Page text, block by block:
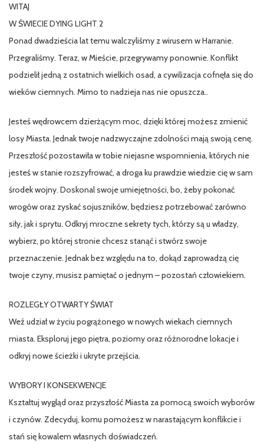
WITAJ
W ŚWIECIE DYING LIGHT 2
Ponad dwadzieścia lat temu walczyliśmy z wirusem w Harranie.
Przegraliśmy. Teraz, w Mieście, przegrywamy ponownie. Konflikt
podzielił jedną z ostatnich wielkich osad, a cywilizacja cofnęła się do
wieków ciemnych. Mimo to nadzieja nas nie opuszcza..
Jesteś wędrowcem dzierżącym moc, dzięki której możesz zmienić
losy Miasta. Jednak twoje nadzwyczajne zdolności mają swoją cenę.
Przeszłość pozostawiła w tobie niejasne wspomnienia, których nie
jesteś w stanie rozszyfrować, a droga ku prawdzie wiedzie cię w sam
środek wojny. Doskonal swoje umiejętności, bo, żeby pokonać
wrogów oraz zyskać sojuszników, będziesz potrzebować zarówno
siły, jak i sprytu. Odkryj mroczne sekrety tych, którzy są u władzy,
wybierz, po której stronie chcesz stanąć i stwórz swoje
przeznaczenie. Jednak bez względu na to, dokąd zaprowadzą cię
twoje czyny, musisz pamiętać o jednym – pozostań człowiekiem.
ROZLEGŁY OTWARTY ŚWIAT
Weź udział w życiu pogrążonego w nowych wiekach ciemnych
miasta. Eksploruj jego piętra, poziomy oraz różnorodne lokacje i
odkryj nowe ścieżki i ukryte przejścia.
WYBORY I KONSEKWENCJE
Kształtuj wygląd oraz przyszłość Miasta za pomocą swoich wyborów
i czynów. Zdecyduj, komu pomożesz w narastającym konflikcie i
stań się kowalem własnych doświadczeń.